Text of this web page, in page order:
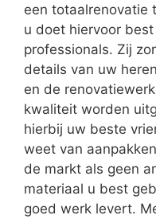
een totaalrenovatie
u doet hiervoor
professionals. Zij
details van uw
en de
kwaliteit worden
hierbij uw beste
weet van
de markt als geen
materiaal u best
goed werk levert.